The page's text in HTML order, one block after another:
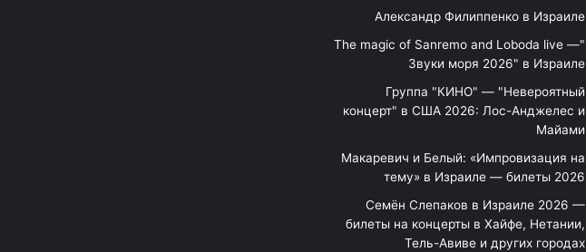
Александр Филиппенко в Израиле
"The magic of Sanremo and Loboda live —
Звуки моря 2026" в Израиле
Группа "КИНО" — "Невероятный
концерт" в США 2026: Лос-Анджелес и
Майами
Макаревич и Белый: «Импровизация на
тему» в Израиле — билеты 2026
Семён Слепаков в Израиле 2026 —
билеты на концерты в Хайфе, Нетании,
Тель-Авиве и других городах